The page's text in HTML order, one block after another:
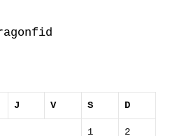
J V S D
1 2